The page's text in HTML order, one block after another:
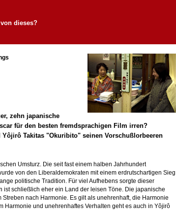
von dieses?
zehn japanische
für den besten fremdsprachigen Film irren?
Takitas "Okuribito" seinen Vorschußlorbeeren
Umsturz. Die seit fast einem halben Jahrhundert
von den Liberaldemokraten mit einem erdrutschartigen Sieg
politische Tradition. Für viel Aufhebens sorgte dieser
ist schließlich eher ein Land der leisen Töne. Die japanische
Streben nach Harmonie. Es gilt als unehrenhaft, die Harmonie
Harmonie und unehrenhaftes Verhalten geht es auch in Yôjirô